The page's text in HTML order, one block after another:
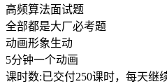
高频算法面试题
全部都是大厂必考题
动画形象生动
5分钟一个动画
课时数:已交付250课时，每天继